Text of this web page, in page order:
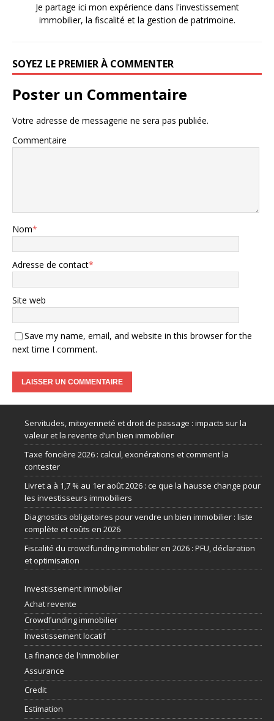
Je partage ici mon expérience dans l'investissement
immobilier, la fiscalité et la gestion de patrimoine.
SOYEZ LE PREMIER À COMMENTER
Poster un Commentaire
Votre adresse de messagerie ne sera pas publiée.
Commentaire
Nom*
Adresse de contact*
Site web
Save my name, email, and website in this browser for the
next time I comment.
Servitudes, mitoyenneté et droit de passage : impacts sur la
valeur et la revente d’un bien immobilier
Taxe foncière 2026 : calcul, exonérations et comment la
contester
Livret a à 1,7 % au 1er août 2026 : ce que la hausse change pour
les investisseurs immobiliers
Diagnostics obligatoires pour vendre un bien immobilier : liste
complète et coûts en 2026
Fiscalité du crowdfunding immobilier en 2026 : PFU, déclaration
et optimisation
Investissement immobilier
Achat revente
Crowdfunding immobilier
Investissement locatif
La finance de l'immobilier
Assurance
Credit
Estimation